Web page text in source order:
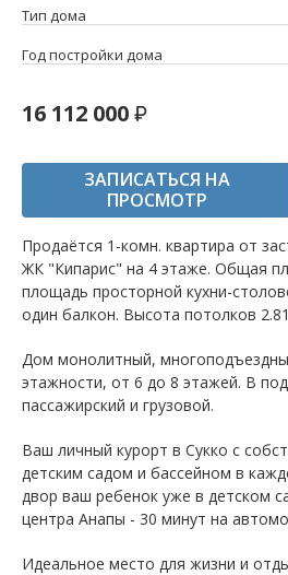
Тип дома
Год постройки дома
16 112 000
ЗАПИСАТЬСЯ НА
ПРОСМОТР
Продаётся 1-комн. квартира от
ЖК "Кипарис" на 4 этаже. Общая
площадь просторной кухни-
один балкон. Высота потолков
Дом монолитный,
этажности, от 6 до 8 этажей. B
пассажирский и грузовой.
Ваш личный курорт в Сукко с
детским садом и бассейном в
двор ваш ребенок уже в детском
центра Анапы - 30 минут на
Идеальное место для жизни и